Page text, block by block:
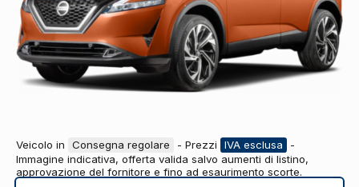
Veicolo in Consegna regolare - Prezzi IVA esclusa
-
Immagine indicativa, offerta valida salvo aumenti di listino,
approvazione del fornitore e fino ad esaurimento scorte.